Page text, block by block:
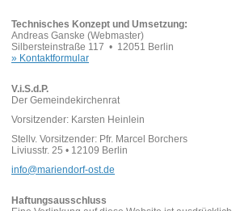
Technisches Konzept und Umsetzung:
Andreas Ganske (Webmaster)
Silbersteinstraße 117 • 12051 Berlin
» Kontaktformular
V.i.S.d.P.
Der Gemeindekirchenrat
Vorsitzender: Karsten Heinlein
Stellv. Vorsitzender: Pfr. Marcel Borchers
Liviusstr. 25 • 12109 Berlin
info@mariendorf-ost.de
Haftungsausschluss